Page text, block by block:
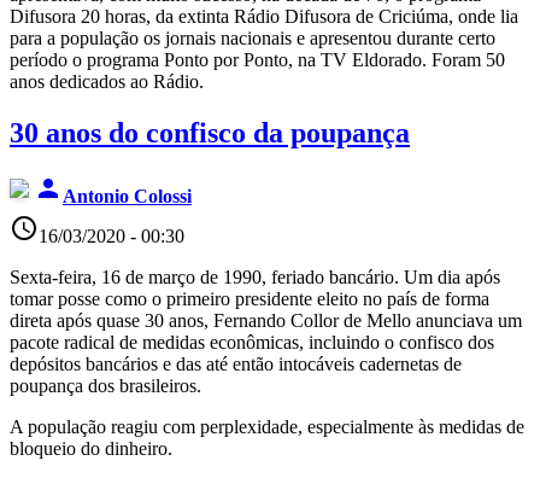
Difusora 20 horas, da extinta Rádio Difusora de Criciúma, onde lia
para a população os jornais nacionais e apresentou durante certo
período o programa Ponto por Ponto, na TV Eldorado. Foram 50
anos dedicados ao Rádio.
30 anos do confisco da poupança
person Antonio Colossi
access_time16/03/2020 - 00:30
Sexta-feira, 16 de março de 1990, feriado bancário. Um dia após
tomar posse como o primeiro presidente eleito no país de forma
direta após quase 30 anos, Fernando Collor de Mello anunciava um
pacote radical de medidas econômicas, incluindo o confisco dos
depósitos bancários e das até então intocáveis cadernetas de
poupança dos brasileiros.
A população reagiu com perplexidade, especialmente às medidas de
bloqueio do dinheiro.